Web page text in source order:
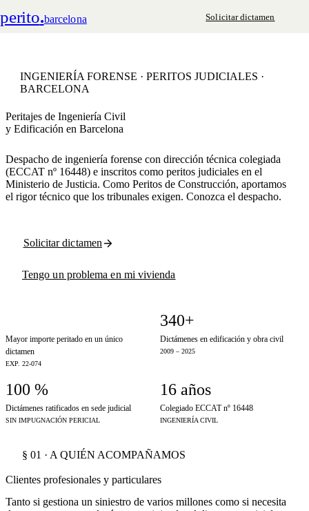
perito.barcelona Solicitar dictamen
INGENIERÍA FORENSE · PERITOS JUDICIALES ·
BARCELONA
Peritajes de Ingeniería Civil
y Edificación en Barcelona
Despacho de ingeniería forense con dirección técnica colegiada
(ECCAT nº 16448) e inscritos como peritos judiciales en el
Ministerio de Justicia. Como Peritos de Construcción, aportamos
el rigor técnico que los tribunales exigen. Conozca el despacho.
Solicitar dictamen
Tengo un problema en mi vivienda
Mayor importe peritado en un único
dictamen
EXP. 22-074
340+
Dictámenes en edificación y obra civil
2009 – 2025
100 %
Dictámenes ratificados en sede judicial
SIN IMPUGNACIÓN PERICIAL
16 años
Colegiado ECCAT nº 16448
INGENIERÍA CIVIL
§ 01 · A QUIÉN ACOMPAÑAMOS
Clientes profesionales y particulares
Tanto si gestiona un siniestro de varios millones como si necesita